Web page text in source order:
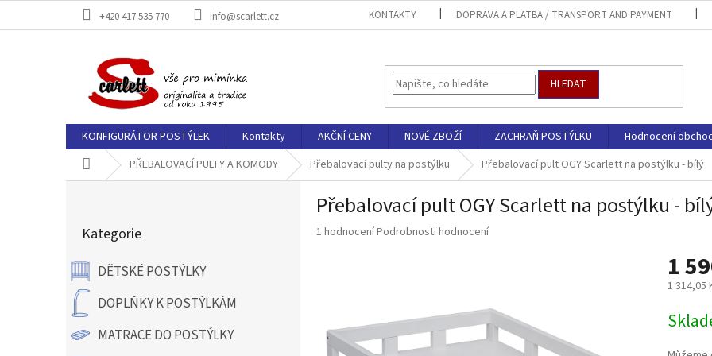
+420 417 535 770 info@scarlett.cz KONTAKTY DOPRAVA A PLATBA / TRANSPORT AND PAYMENT
HLEDAT
KONFIGURÁTOR POSTÝLEK Kontakty AKČNÍ CENY NOVÉ ZBOŽÍ ZACHRAŇ POSTÝLKU Hodnocení
Domů PŘEBALOVACÍ PULTY A KOMODY Přebalovací pulty na postýlku Přebalovací pult OGY Scarlett na postýlku - bílý
a
n
p
kategorie
Kategorie
DĚTSKÉ POSTÝLKY
DOPLŇKY K POSTÝLKÁM
MATRACE DO POSTÝLKY
Přebalovací pult OGY Scarlett na postýlku -
Průměrné
hvězdiček.
1 hodnoceníPodrobnosti hodnocení
1
1 314,05
cena: